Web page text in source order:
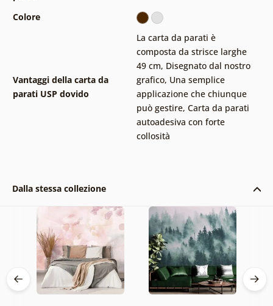
Colore
Vantaggi della carta da
parati USP dovido
La carta da parati è
composta da strisce larghe
49 cm, Disegnato dal nostro
grafico, Una semplice
applicazione che chiunque
può gestire, Carta da parati
autoadesiva con forte
collosità
Dalla stessa collezione